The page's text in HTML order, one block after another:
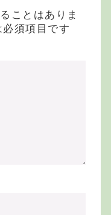
ことはありま
須項目です